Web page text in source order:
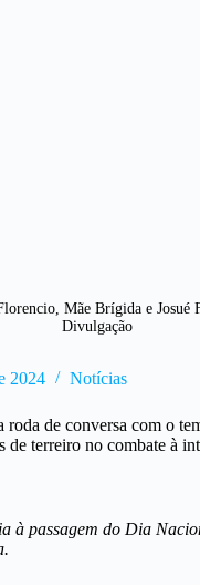
Mãe Brígida e Josué
Divulgação
2024 Notícias
de conversa com o
de terreiro no combate à
à passagem do Dia